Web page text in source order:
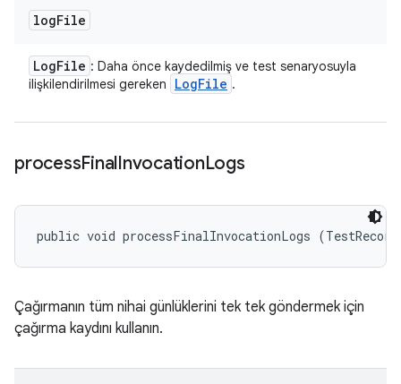
logFile
LogFile : Daha önce kaydedilmiş ve test senaryosuyla
ilişkilendirilmesi gereken
LogFile .
processFinalInvocationLogs
public void processFinalInvocationLogs
Çağırmanın tüm nihai günlüklerini tek tek göndermek için
çağırma kaydını kullanın.